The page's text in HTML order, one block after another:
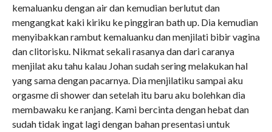
kemaluanku dengan air dan kemudian berlutut dan
mengangkat kaki kiriku ke pinggiran bath up. Dia kemudian
menyibakkan rambut kemaluanku dan menjilati bibir vagina
dan clitorisku. Nikmat sekali rasanya dan dari caranya
menjilat aku tahu kalau Johan sudah sering melakukan hal
yang sama dengan pacarnya. Dia menjilatiku sampai aku
orgasme di shower dan setelah itu baru aku bolehkan dia
membawaku ke ranjang. Kami bercinta dengan hebat dan
sudah tidak ingat lagi dengan bahan presentasi untuk